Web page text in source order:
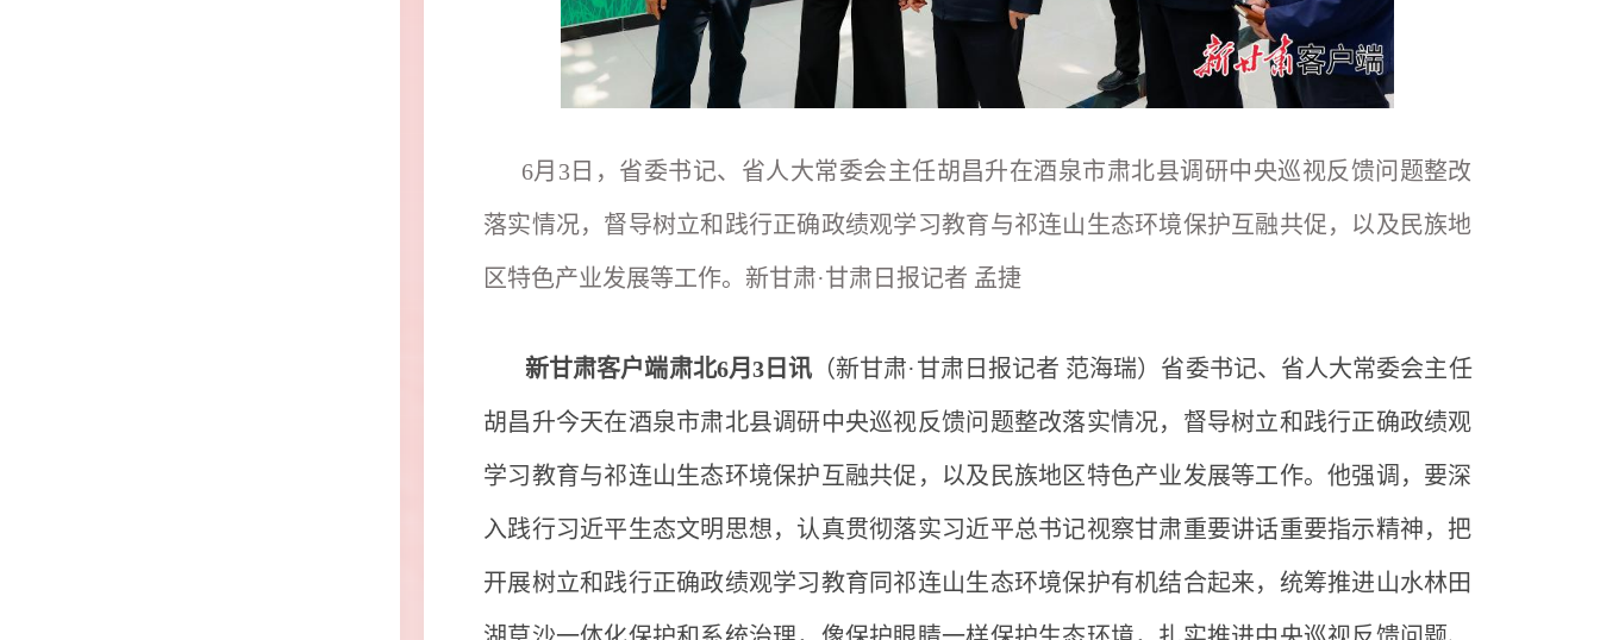
6月3日，省委书记、省人大常委会主任胡昌升在酒泉市肃北县调研中央巡视反馈问题整改
落实情况，督导树立和践行正确政绩观学习教育与祁连山生态环境保护互融共促，以及民族地
区特色产业发展等工作。新甘肃·甘肃日报记者 孟捷
新甘肃客户端肃北6月3日讯 （新甘肃·甘肃日报记者 范海瑞）省委书记、省人大常委会主任
胡昌升今天在酒泉市肃北县调研中央巡视反馈问题整改落实情况，督导树立和践行正确政绩观
学习教育与祁连山生态环境保护互融共促，以及民族地区特色产业发展等工作。他强调，要深
入践行习近平生态文明思想，认真贯彻落实习近平总书记视察甘肃重要讲话重要指示精神，把
开展树立和践行正确政绩观学习教育同祁连山生态环境保护有机结合起来，统筹推进山水林田